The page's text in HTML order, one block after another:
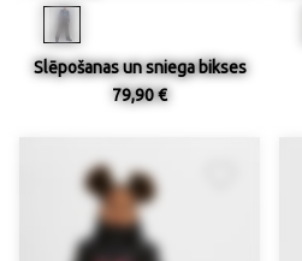
Slēpošanas un sniega bikses
79,90 €